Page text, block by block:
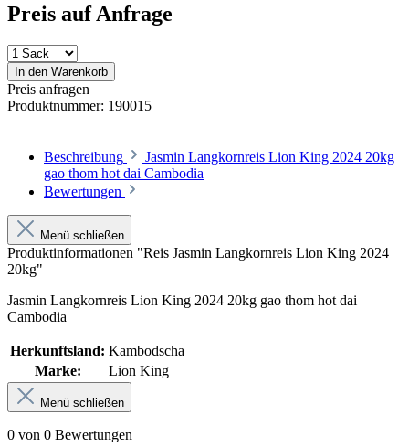
Preis auf Anfrage
In den Warenkorb
Preis anfragen
Produktnummer: 190015
Beschreibung
Jasmin Langkornreis Lion King 2024 20kg
gao thom hot dai Cambodia
Bewertungen
Menü schließen
Produktinformationen "Reis Jasmin Langkornreis Lion King 2024
20kg"
Jasmin Langkornreis Lion King 2024 20kg gao thom hot dai
Cambodia
Herkunftsland: Kambodscha
Marke:
Lion King
Menü schließen
0 von 0 Bewertungen